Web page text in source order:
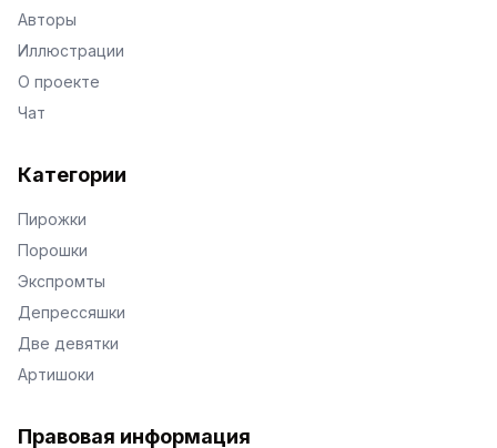
Авторы
Иллюстрации
О проекте
Чат
Категории
Пирожки
Порошки
Экспромты
Депрессяшки
Две девятки
Артишоки
Правовая информация